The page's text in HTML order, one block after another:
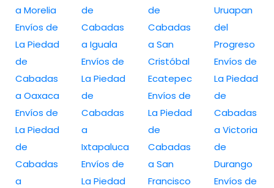
a Morelia
Envíos de
La Piedad
de
Cabadas
a Oaxaca
Envíos de
La Piedad
de
Cabadas
a
de
Cabadas
a Iguala
Envíos de
La Piedad
de
Cabadas
a
Ixtapaluca
Envíos de
La Piedad
de
Cabadas
a San
Cristóbal
Ecatepec
Envíos de
La Piedad
de
Cabadas
a San
Francisco
Uruapan
del
Progreso
Envíos de
La Piedad
de
Cabadas
a Victoria
de
Durango
Envíos de